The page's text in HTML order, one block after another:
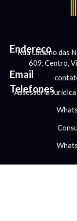
Endereço
Rua Luciano das
609, Centro,
Email
Telefones
Assessoria